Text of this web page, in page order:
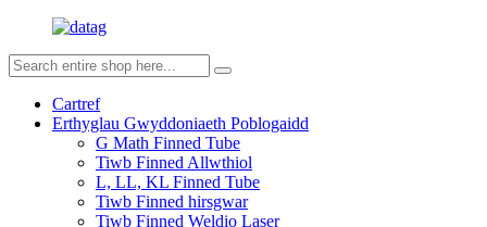
Cartref
Erthyglau Gwyddoniaeth Poblogaidd
G Math Finned Tube
Tiwb Finned Allwthiol
L, LL, KL Finned Tube
Tiwb Finned hirsgwar
Tiwb Finned Weldio Laser